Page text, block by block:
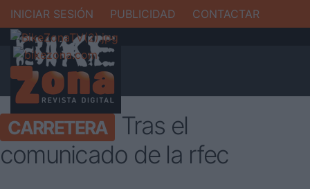
INICIAR SESIÓN PUBLICIDAD CONTACTAR
CARRETERA
Tras el
comunicado de la rfec